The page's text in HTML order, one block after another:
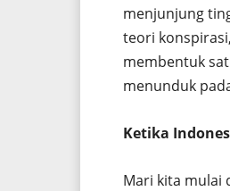
menjunjung
teori
membentuk
menunduk
Ketika
Mari kita mulai